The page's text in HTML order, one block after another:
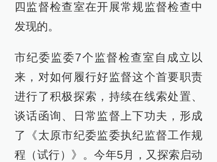
四监督检查室在开展常规监督检查中
发现的。
市纪委监委7个监督检查室自成立以
来，对如何履行好监督这个首要职责
进行了积极探索，持续在线索处置、
谈话函询、日常监督上下功夫，形成
了《太原市纪委监委执纪监督工作规
程（试行）》。今年5月，又探索启动